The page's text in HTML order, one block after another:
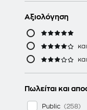
Αξιολόγηση
Πωλείται και
Public